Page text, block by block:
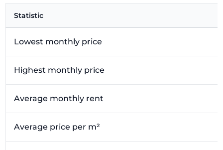
Statistic
Lowest monthly price
Highest monthly price
Average monthly rent
Average price per m²